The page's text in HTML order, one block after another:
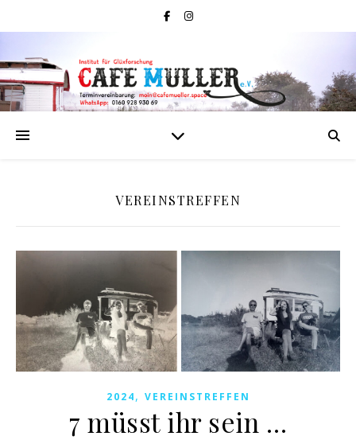
VEREINSTREFFEN
2024, VEREINSTREFFEN
7 müsst ihr sein …